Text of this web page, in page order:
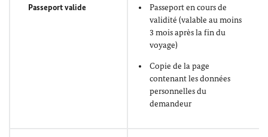
Passeport valide
Passeport en cours de
validité (valable au moins
3 mois après la fin du
voyage)
Copie de la page
contenant les données
personnelles du
demandeur